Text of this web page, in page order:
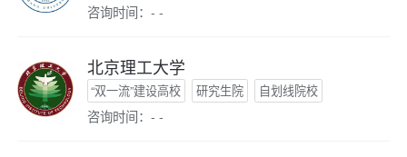
咨询时间：- -
北京理工大学
“双一流”建设高校 研究生院 自划线院校
咨询时间：- -